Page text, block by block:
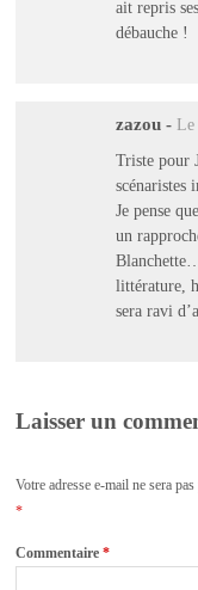
ait repris
débauche !
zazou - Le
Triste pour
scénaristes
Je pense
un
littérature,
sera ravi
Laisser un
Votre adresse e-mail ne sera
*
Commentaire*